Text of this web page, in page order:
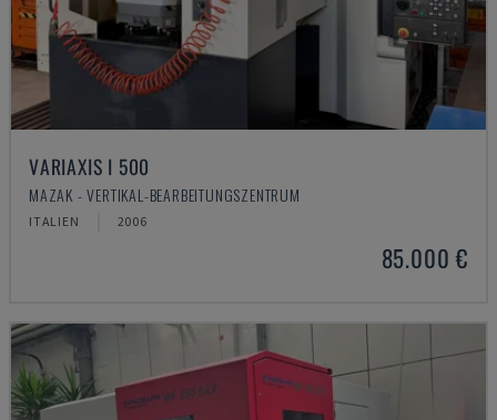
VARIAXIS I 500
MAZAK - VERTIKAL-BEARBEITUNGSZENTRUM
ITALIEN 2006
85.000 €